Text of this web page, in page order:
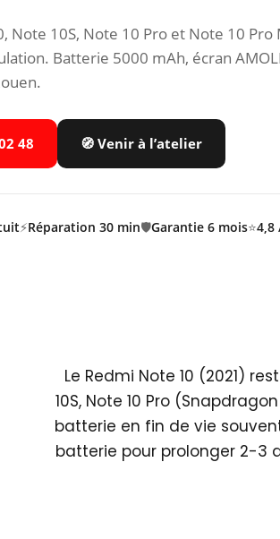
Note 10S, Note 10 Pro et Note 10 Pro
Batterie 5000 mAh, écran
48 🧭 Venir à l’atelier
⚡Réparation 30 min🛡️Garantie 6 mois⭐4,8
Le Redmi Note 10 (2021)
10S, Note 10 Pro
batterie en fin de vie
batterie pour prolonger 2-3